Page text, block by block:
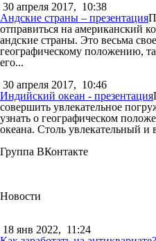
30 апреля 2017, 10:38
Андские страны – презентация
отправиться на американский
андские страны. Это весьма
географическому положению,
его...
30 апреля 2017, 10:46
Индийский океан - презентация
совершить увлекательное
узнать о географическом
океана. Столь увлекательный и
Группа ВКонтакте
Новости
18 янв 2022, 11:24